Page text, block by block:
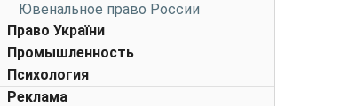
Ювенальное право России
Право України
Промышленность
Психология
Реклама